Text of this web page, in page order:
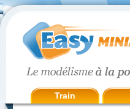
Train